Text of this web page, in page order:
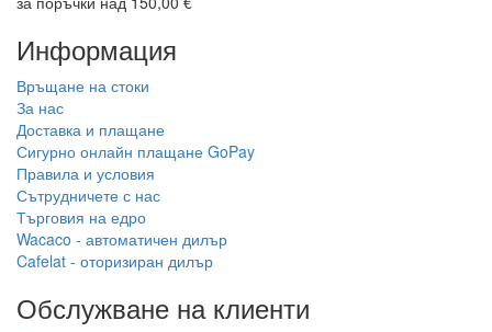
Информация
Връщане на стоки
За нас
Доставка и плащане
Сигурно онлайн плащане GoPay
Правила и условия
Сътрудничете с нас
Търговия на едро
Wacaco - автоматичен дилър
Cafelat - оторизиран дилър
Обслужване на клиенти